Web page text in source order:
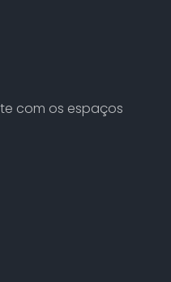
com os espaços